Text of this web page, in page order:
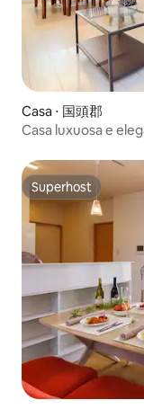
Casa ⋅ 国頭郡
Casa luxuosa e
Superhost
Superhost